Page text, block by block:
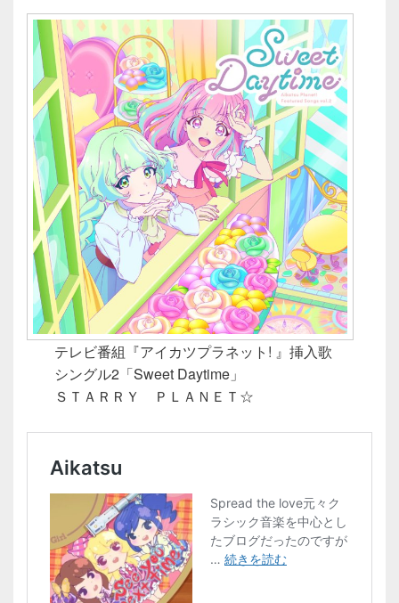
テレビ番組『アイカツプラネット! 』挿入歌
シングル2「Sweet Daytime」
ＳＴＡＲＲＹ ＰＬＡＮＥＴ☆